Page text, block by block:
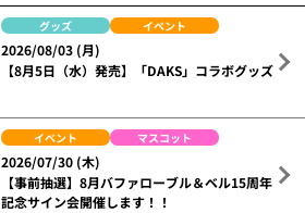
グッズ イベント
2026/08/03 (月)
【8月5日（水）発売】「DAKS」コラボグッズ
イベント マスコット
2026/07/30 (木)
【事前抽選】8月バファローブル＆ベル15周年
記念サイン会開催します！！